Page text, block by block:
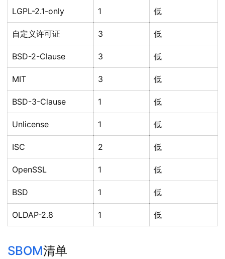
LGPL-2.1-only 1 低
自定义许可证 3 低
BSD-2-Clause 3 低
MIT 3 低
BSD-3-Clause 1 低
Unlicense 1 低
ISC 2 低
OpenSSL 1 低
BSD 1 低
OLDAP-2.8 1 低
SBOM清单